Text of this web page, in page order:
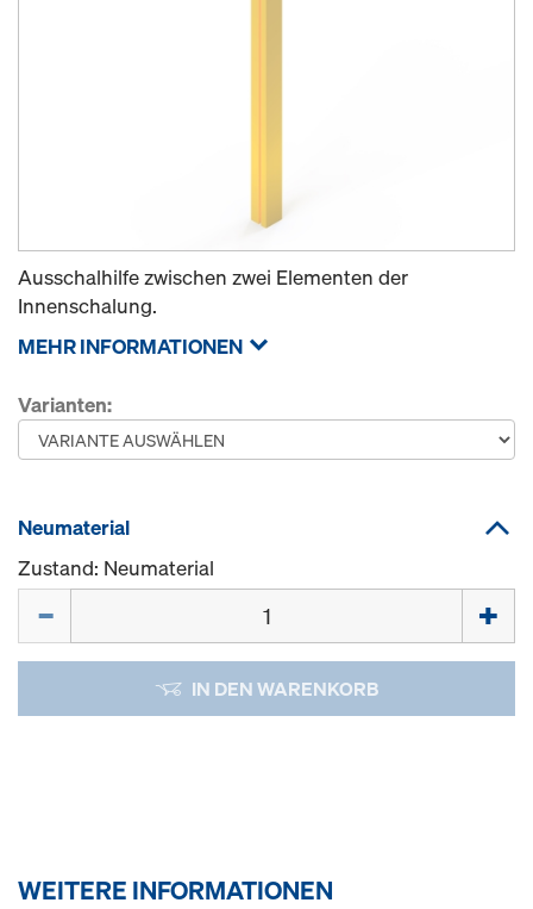
Ausschalhilfe zwischen zwei Elementen der
Innenschalung.
MEHR INFORMATIONEN
Varianten:
Neumaterial
Zustand: Neumaterial
IN DEN WARENKORB
WEITERE INFORMATIONEN